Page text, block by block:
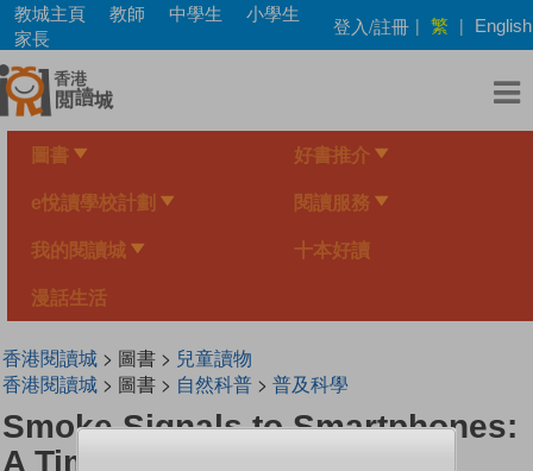
Skip
main
content
教城主頁 教師 中學生
小學生
家長
登入/註冊 | 繁 | English
圖書 好書推介
e悅讀學校計劃 閱讀服務
我的閱讀城 十本好讀
漫話生活
香港閱讀城> 圖書 > 兒童讀物
香港閱讀城> 圖書 > 自然科普> 普及科學
Smoke Signals to Smartphones:
A Timeline of Long-Distance